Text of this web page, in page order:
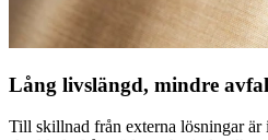
Lång livslängd, mindre
Till skillnad från externa lösningar